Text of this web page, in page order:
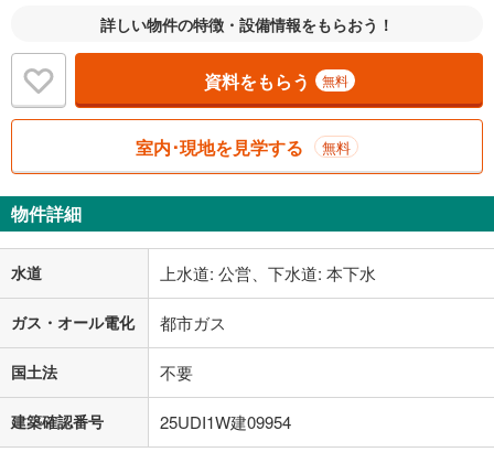
詳しい物件の特徴・設備情報をもらおう！
資料をもらう 無料
室内･現地を見学する 無料
物件詳細
水道 上水道: 公営、下水道: 本下水
ガス・オール電化 都市ガス
国土法 不要
建築確認番号 25UDI1W建09954